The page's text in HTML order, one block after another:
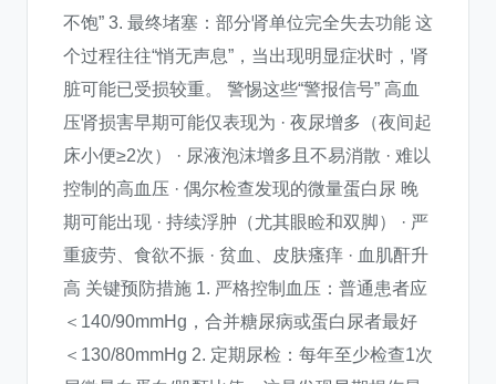
不饱” 3. 最终堵塞：部分肾单位完全失去功能 这
个过程往往“悄无声息”，当出现明显症状时，肾
脏可能已受损较重。 警惕这些“警报信号” 高血
压肾损害早期可能仅表现为 · 夜尿增多（夜间起
床小便≥2次） · 尿液泡沫增多且不易消散 · 难以
控制的高血压 · 偶尔检查发现的微量蛋白尿 晚
期可能出现 · 持续浮肿（尤其眼睑和双脚） · 严
重疲劳、食欲不振 · 贫血、皮肤瘙痒 · 血肌酐升
高 关键预防措施 1. 严格控制血压：普通患者应
＜140/90mmHg，合并糖尿病或蛋白尿者最好
＜130/80mmHg 2. 定期尿检：每年至少检查1次